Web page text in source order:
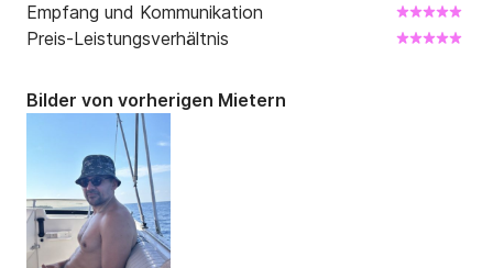
Empfang und Kommunikation
Preis-Leistungsverhältnis
Bilder von vorherigen Mietern